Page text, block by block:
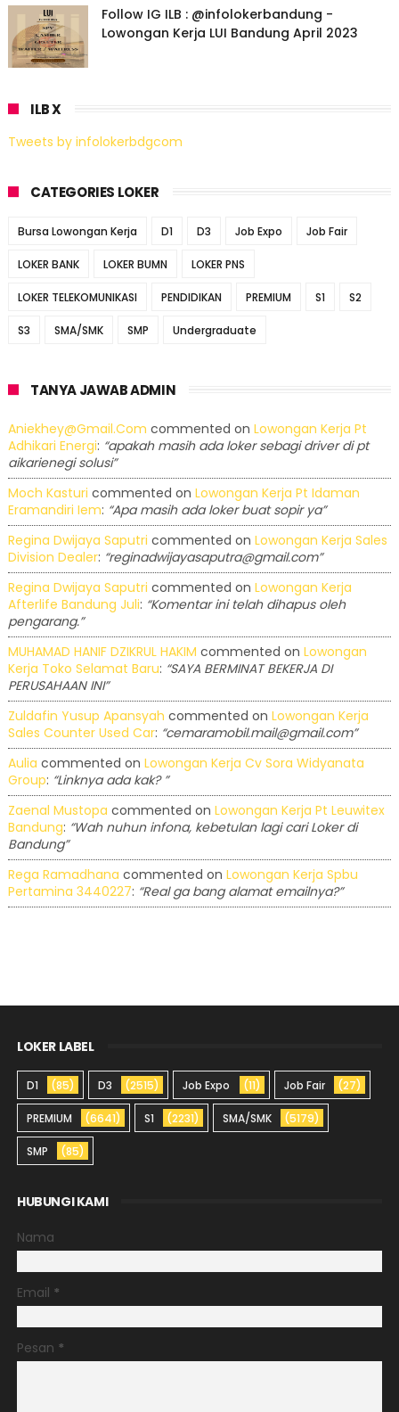
Follow IG ILB : @infolokerbandung -
Lowongan Kerja LUI Bandung April 2023
ILB X
Tweets by infolokerbdgcom
CATEGORIES LOKER
Bursa Lowongan Kerja D1 D3 Job Expo Job Fair
LOKER BANK LOKER BUMN LOKER PNS
LOKER TELEKOMUNIKASI PENDIDIKAN PREMIUM S1 S2
S3 SMA/SMK SMP Undergraduate
TANYA JAWAB ADMIN
Aniekhey@gmail.com commented on Lowongan Kerja Pt
Adhikari Energi: “apakah masih ada loker sebagi driver di pt
aikarienegi solusi”
Moch Kasturi commented on Lowongan Kerja Pt Idaman
Eramandiri Iem: “Apa masih ada loker buat sopir ya”
Regina Dwijaya Saputri commented on Lowongan Kerja Sales
Division Dealer: “reginadwijayasaputra@gmail.com”
Regina Dwijaya Saputri commented on Lowongan Kerja
Afterlife Bandung Juli: “Komentar ini telah dihapus oleh
pengarang.”
MUHAMAD HANIF DZIKRUL HAKIM commented on Lowongan
Kerja Toko Selamat Baru: “SAYA BERMINAT BEKERJA DI
PERUSAHAAN INI”
Zuldafin Yusup Apansyah commented on Lowongan Kerja
Sales Counter Used Car: “cemaramobil.mail@gmail.com”
Aulia commented on Lowongan Kerja Cv Sora Widyanata
Group: “Linknya ada kak? ”
Zaenal Mustopa commented on Lowongan Kerja Pt Leuwitex
Bandung: “Wah nuhun infona, kebetulan lagi cari Loker di
Bandung”
Rega Ramadhana commented on Lowongan Kerja Spbu
Pertamina 3440227: “Real ga bang alamat emailnya?”
LOKER LABEL
D1 (85) D3 (2515) Job Expo (11) Job Fair (27)
PREMIUM (6641) S1 (2231) SMA/SMK (5179)
SMP (85)
HUBUNGI KAMI
Nama
Email *
Pesan *